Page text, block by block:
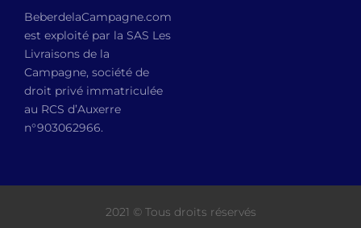
BeberdelaCampagne.com
est exploité par la SAS Les
Livraisons de la
Campagne, société de
droit privé immatriculée
au RCS d’Auxerre
n°903062966.
2021 © Tous droits réservés